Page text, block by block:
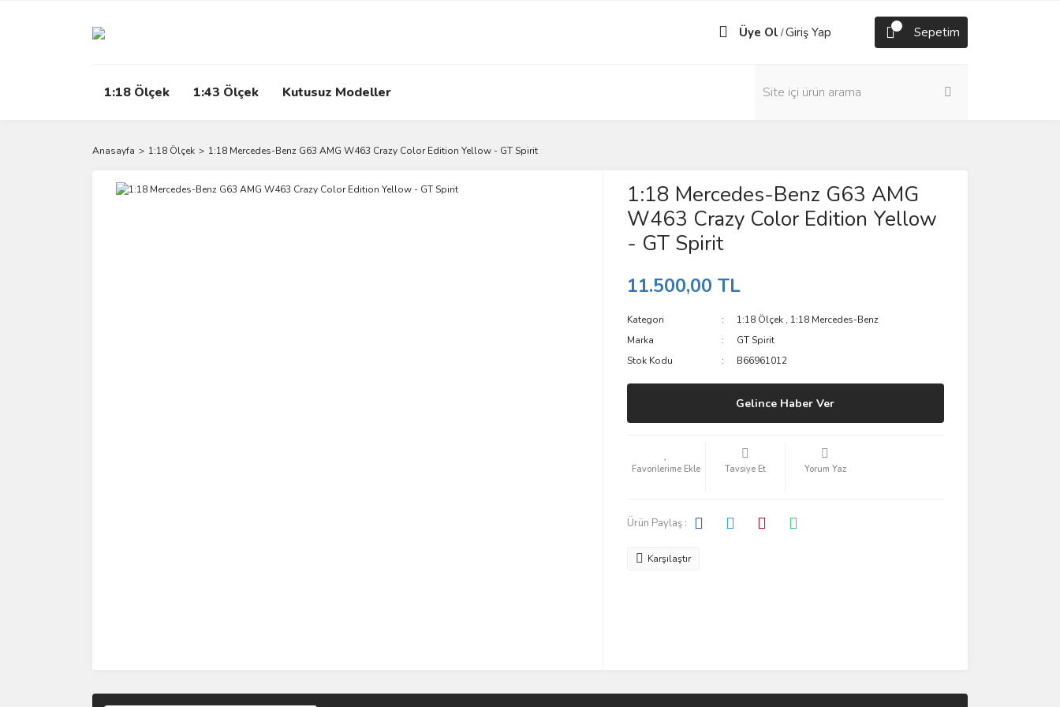
Üye Ol /Giriş Yap Sepetim
1:18 Ölçek 1:43 Ölçek Kutusuz Modeller
Anasayfa 1:18 Ölçek 1:18 Mercedes-Benz G63 AMG W463 Crazy Color Edition Yellow - GT Spirit
1:18 Mercedes-Benz G63 AMG
W463 Crazy Color Edition Yellow
- GT Spirit
11.500,00 TL
Kategori 1:18 Ölçek , 1:18 Mercedes-Benz
Marka
GT Spirit
Stok Kodu
B66961012
Gelince Haber Ver
Tavsiye Et Yorum Yaz
Ürün Paylaş :
Karşılaştır